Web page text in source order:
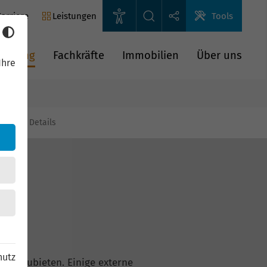
Leistungen Tools
Fachkräfte Immobilien Über uns
Details
anzubieten. Einige externe